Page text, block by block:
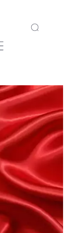
navigation